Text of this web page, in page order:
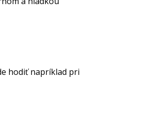
hodiť napríklad pri